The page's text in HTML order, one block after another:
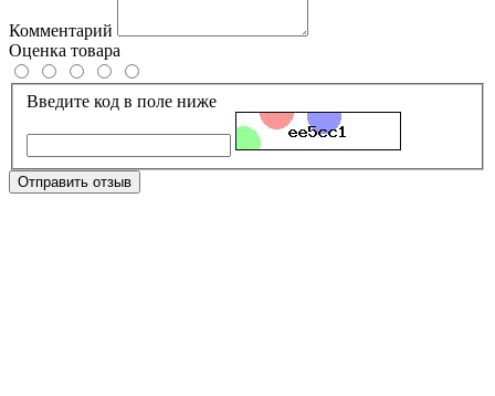
Комментарий
Оценка товара
Введите код в поле ниже
Отправить отзыв